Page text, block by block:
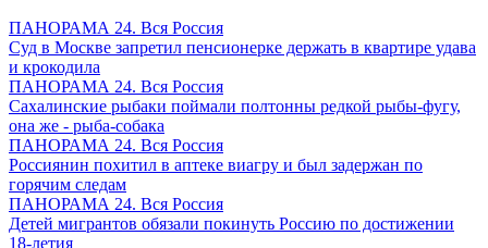
ПАНОРАМА 24. Вся Россия
Суд в Москве запретил пенсионерке держать в квартире удава
и крокодила
ПАНОРАМА 24. Вся Россия
Сахалинские рыбаки поймали полтонны редкой рыбы-фугу,
она же - рыба-собака
ПАНОРАМА 24. Вся Россия
Россиянин похитил в аптеке виагру и был задержан по
горячим следам
ПАНОРАМА 24. Вся Россия
Детей мигрантов обязали покинуть Россию по достижении
18-летия